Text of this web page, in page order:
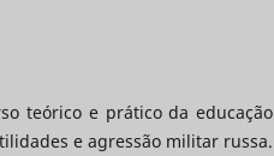
teórico e prático da educação
e agressão militar russa.